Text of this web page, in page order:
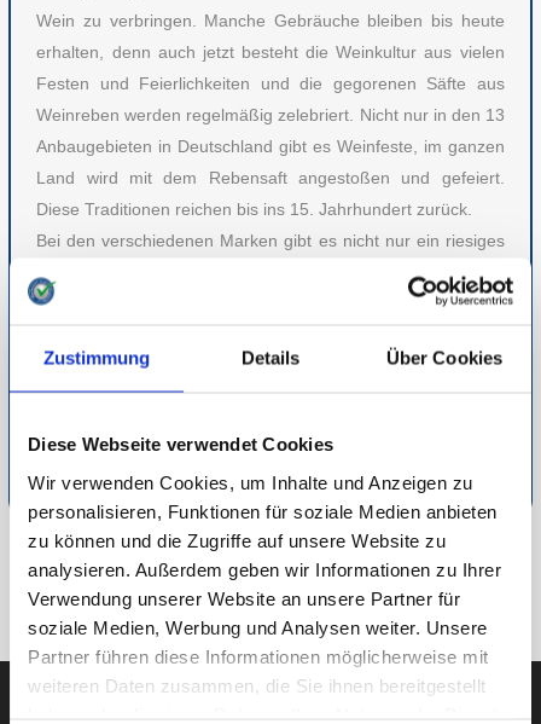
Zustimmung Details Über Cookies
Diese Webseite verwendet Cookies
Wir verwenden Cookies, um Inhalte und Anzeigen zu
personalisieren, Funktionen für soziale Medien anbieten
zu können und die Zugriffe auf unsere Website zu
analysieren. Außerdem geben wir Informationen zu Ihrer
Verwendung unserer Website an unsere Partner für
soziale Medien, Werbung und Analysen weiter. Unsere
Partner führen diese Informationen möglicherweise mit
weiteren Daten zusammen, die Sie ihnen bereitgestellt
Wein zu verbringen. Manche Gebräuche bleiben bis heute
erhalten, denn auch jetzt besteht die Weinkultur aus vielen
Festen und Feierlichkeiten und die gegorenen Säfte aus
Weinreben werden regelmäßig zelebriert. Nicht nur in den 13
Anbaugebieten in Deutschland gibt es Weinfeste, im ganzen
Land wird mit dem Rebensaft angestoßen und gefeiert.
Diese Traditionen reichen bis ins 15. Jahrhundert zurück.
Bei den verschiedenen Marken gibt es nicht nur ein riesiges
Weinsortiment, sondern auch reichhaltige Informationen zu
den Winzern und ihren Weinen, Veranstaltungstipps,
sowohl aus deutschen Anbaugebieten, als auch aus allen
Teilen der Welt. Hier ist für jeden der richtige Tropfen dabei.
Detaillierte Informationen zur Durchführung unserer Studien
finden Sie unterMethodik
ZU ESSEN & TRINKEN